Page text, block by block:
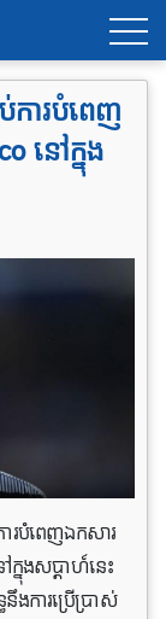
ការបំពេញ
នៅក្នុង
ារបំពេញឯកសារ
ក្នុងសប្តាហ៍នេះ
ងការប្រើប្រាស់